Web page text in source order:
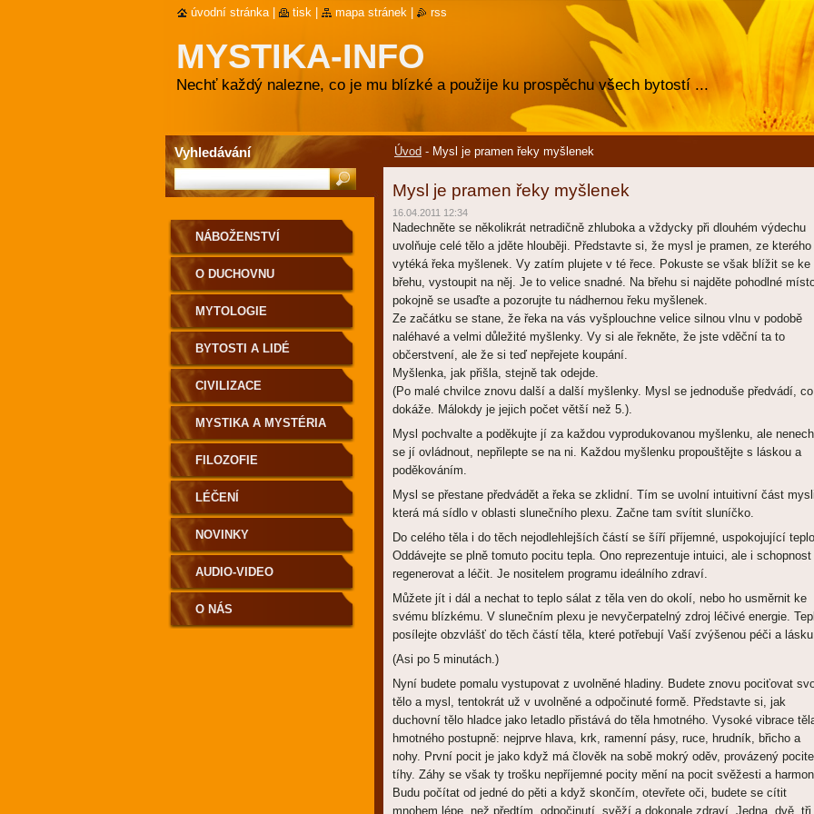
MYSTIKA-INFO
Nechť každý nalezne, co je mu blízké a použije ku prospěchu všech bytostí ...
Úvod - Mysl je pramen řeky myšlenek
Mysl je pramen řeky myšlenek
16.04.2011 12:34
Nadechněte se několikrát netradičně zhluboka a vždycky při dlouhém výdechu
uvolňuje celé tělo a jděte hlouběji. Představte si, že mysl je pramen, ze kterého
vytéká řeka myšlenek. Vy zatím plujete v té řece. Pokuste se však blížit se ke
břehu, vystoupit na něj. Je to velice snadné. Na břehu si najděte pohodlné
pokojně se usaďte a pozorujte tu nádhernou řeku myšlenek.
Ze začátku se stane, že řeka na vás vyšplouchne velice silnou vlnu v podobě
naléhavé a velmi důležité myšlenky. Vy si ale řekněte, že jste vděční ta to
občerstvení, ale že si teď nepřejete koupání.
Myšlenka, jak přišla, stejně tak odejde.
(Po malé chvilce znovu další a další myšlenky. Mysl se jednoduše předvádí, co
dokáže. Málokdy je jejich počet větší než 5.).
Mysl pochvalte a poděkujte jí za každou vyprodukovanou myšlenku, ale
se jí ovládnout, nepřilepte se na ni. Každou myšlenku propouštějte s láskou a
poděkováním.
Mysl se přestane předvádět a řeka se zklidní. Tím se uvolní intuitivní část
která má sídlo v oblasti slunečního plexu. Začne tam svítit sluníčko.
Do celého těla i do těch nejodlehlejších částí se šíří příjemné, uspokojující
Oddávejte se plně tomuto pocitu tepla. Ono reprezentuje intuici, ale i schopnost
regenerovat a léčit. Je nositelem programu ideálního zdraví.
Můžete jít i dál a nechat to teplo sálat z těla ven do okolí, nebo ho usměrnit ke
svému blízkému. V slunečním plexu je nevyčerpatelný zdroj léčivé energie.
posílejte obzvlášť do těch částí těla, které potřebují Vaší zvýšenou péči a
(Asi po 5 minutách.)
Nyní budete pomalu vystupovat z uvolněné hladiny. Budete znovu pociťovat
tělo a mysl, tentokrát už v uvolněné a odpočinuté formě. Představte si, jak
duchovní tělo hladce jako letadlo přistává do těla hmotného. Vysoké vibrace
hmotného postupně: nejprve hlava, krk, ramenní pásy, ruce, hrudník, břicho a
nohy. První pocit je jako když má člověk na sobě mokrý oděv, provázený
tíhy. Záhy se však ty trošku nepříjemné pocity mění na pocit svěžesti a
Budu počítat od jedné do pěti a když skončím, otevřete oči, budete se cítit
mnohem lépe, než předtím, odpočinutí, svěží a dokonale zdraví. Jedna, dvě, tři,
NÁBOŽENSTVÍ
O DUCHOVNU
MYTOLOGIE
BYTOSTI A LIDÉ
CIVILIZACE
MYSTIKA A MYSTÉRIA
FILOZOFIE
LÉČENÍ
NOVINKY
AUDIO-VIDEO
O NÁS
Vyhledávání
úvodní stránka tisk mapa stránek rss